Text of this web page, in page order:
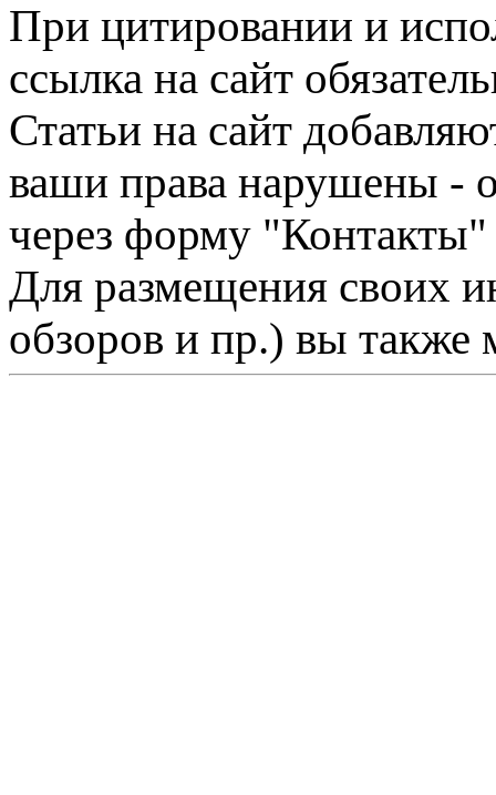
При цитировании и
ссылка на сайт
Статьи на сайт
ваши права нарушены -
через форму "Контакты"
Для размещения своих
обзоров и пр.) вы также